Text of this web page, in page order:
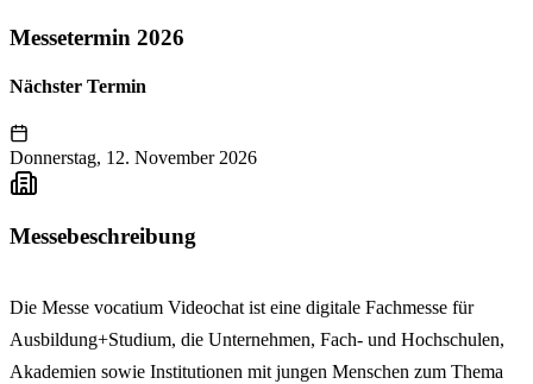
Messetermin 2026
Nächster Termin
Donnerstag, 12. November 2026
Messebeschreibung
Die Messe vocatium Videochat ist eine digitale Fachmesse für
Ausbildung+Studium, die Unternehmen, Fach- und Hochschulen,
Akademien sowie Institutionen mit jungen Menschen zum Thema